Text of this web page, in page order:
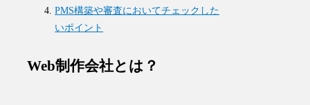
PMS構築や審査においてチェックした
いポイント
Web制作会社とは？